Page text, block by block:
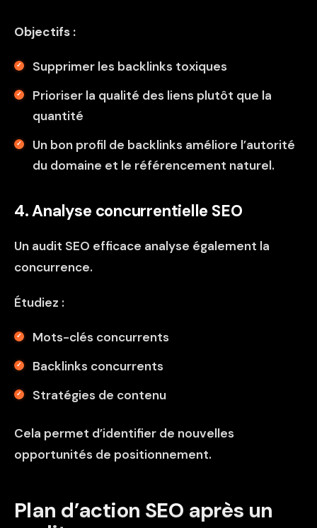
Objectifs :
Supprimer les backlinks toxiques
Prioriser la qualité des liens plutôt que la
quantité
Un bon profil de backlinks améliore l’autorité
du domaine et le référencement naturel.
4. Analyse concurrentielle SEO
Un audit SEO efficace analyse également la
concurrence.
Étudiez :
Mots-clés concurrents
Backlinks concurrents
Stratégies de contenu
Cela permet d’identifier de nouvelles
opportunités de positionnement.
Plan d’action SEO après un